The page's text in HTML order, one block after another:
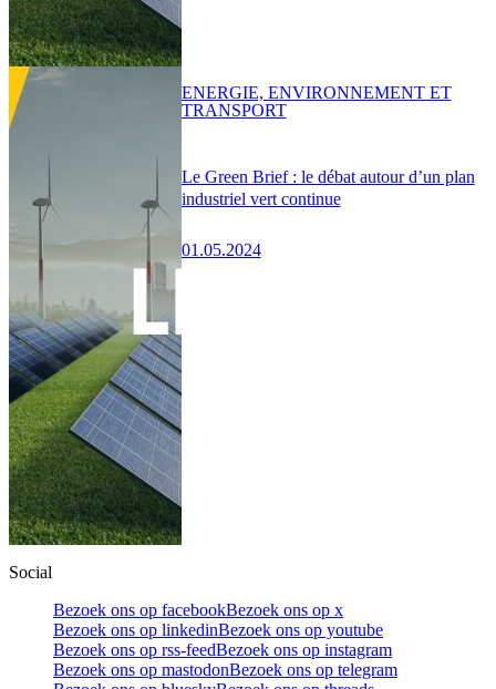
Le Green Brief : le débat autour d’un plan
industriel vert continue
01.05.2024
ENERGIE, ENVIRONNEMENT ET
TRANSPORT
Social
Bezoek ons op facebookBezoek ons op x
Bezoek ons op linkedinBezoek ons op youtube
Bezoek ons op rss-feedBezoek ons op instagram
Bezoek ons op mastodonBezoek ons op telegram